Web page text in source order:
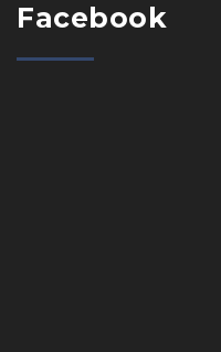
Facebook